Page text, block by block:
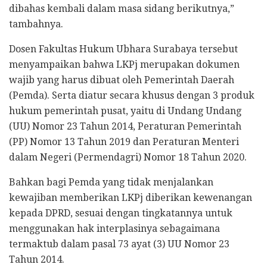
dibahas kembali dalam masa sidang berikutnya,”
tambahnya.
Dosen Fakultas Hukum Ubhara Surabaya tersebut
menyampaikan bahwa LKPj merupakan dokumen
wajib yang harus dibuat oleh Pemerintah Daerah
(Pemda). Serta diatur secara khusus dengan 3 produk
hukum pemerintah pusat, yaitu di Undang Undang
(UU) Nomor 23 Tahun 2014, Peraturan Pemerintah
(PP) Nomor 13 Tahun 2019 dan Peraturan Menteri
dalam Negeri (Permendagri) Nomor 18 Tahun 2020.
Bahkan bagi Pemda yang tidak menjalankan
kewajiban memberikan LKPj diberikan kewenangan
kepada DPRD, sesuai dengan tingkatannya untuk
menggunakan hak interplasinya sebagaimana
termaktub dalam pasal 73 ayat (3) UU Nomor 23
Tahun 2014.